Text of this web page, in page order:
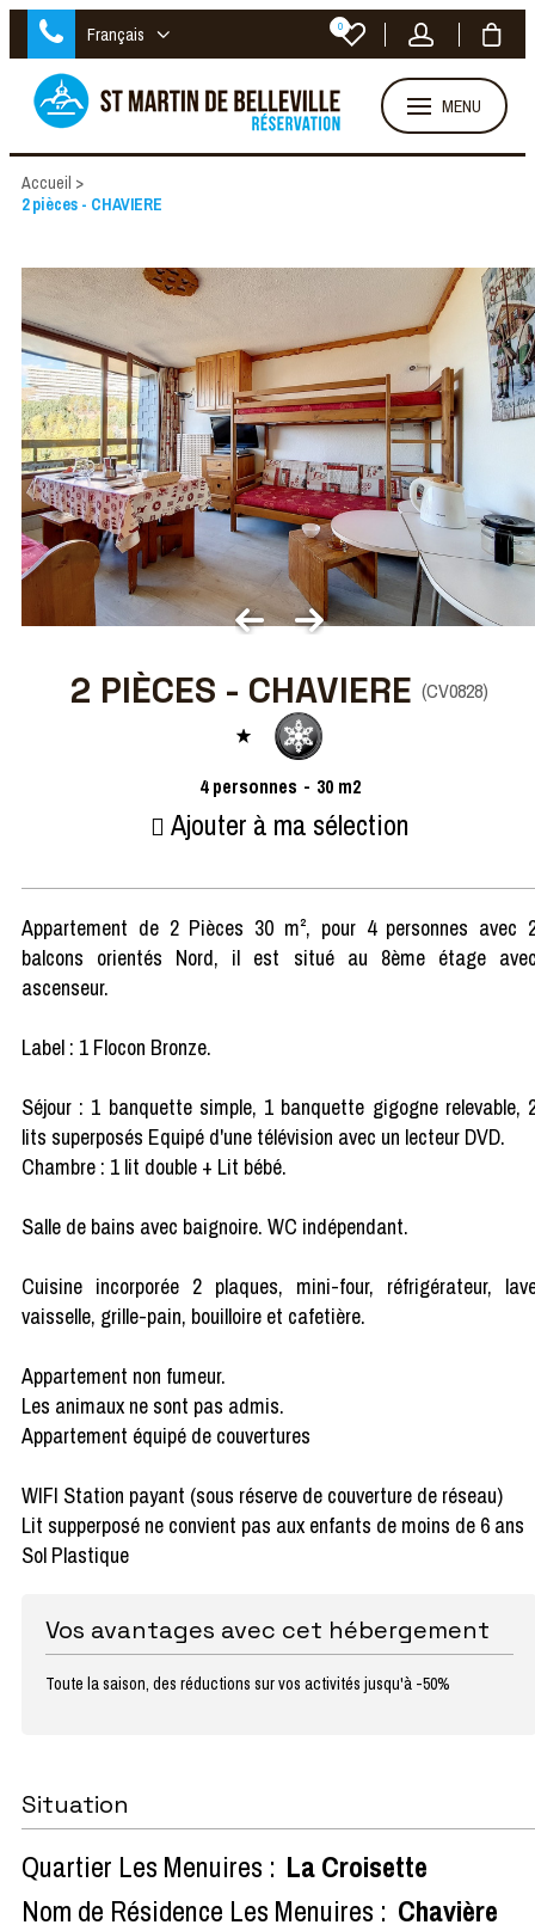
Français 0
MENU
Accueil >
2 pièces - CHAVIERE
2 PIÈCES - CHAVIERE (CV0828)
4 personnes 30 m2
Ajouter à ma sélection
Appartement de 2 Pièces 30 m², pour 4 personnes avec
balcons orientés Nord, il est situé au 8ème étage
ascenseur.
Label : 1 Flocon Bronze.
Séjour : 1 banquette simple, 1 banquette gigogne relevable,
lits superposés Equipé d'une télévision avec un lecteur DVD.
Chambre : 1 lit double + Lit bébé.
Salle de bains avec baignoire. WC indépendant.
Cuisine incorporée 2 plaques, mini-four, réfrigérateur,
vaisselle, grille-pain, bouilloire et cafetière.
Appartement non fumeur.
Les animaux ne sont pas admis.
Appartement équipé de couvertures
WIFI Station payant (sous réserve de couverture de réseau)
Lit supperposé ne convient pas aux enfants de moins de 6 ans
Sol Plastique
Vos avantages avec cet hébergement
Toute la saison, des réductions sur vos activités jusqu'à -50%
Situation
Quartier Les Menuires : La Croisette
Nom de Résidence Les Menuires : Chavière